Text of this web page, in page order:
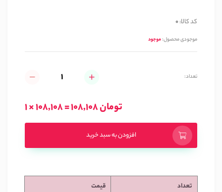
کد کالا:0
موجودی محصول:موجود
تعداد:
1 × 108,108 = 108,108 تومان
افزودن به سبد خرید
تعداد
قیمت